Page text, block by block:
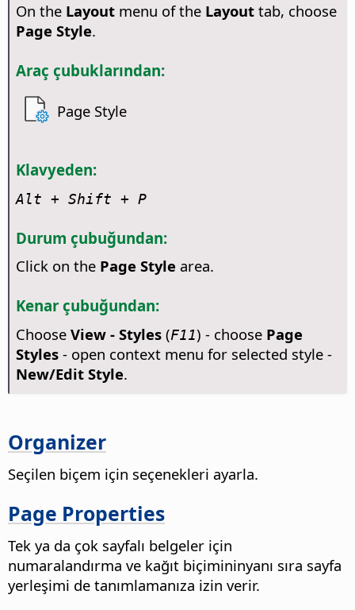
On the Layoutmenu of the Layouttab, choose
Page Style.
Araç çubuklarından:
Page Style
Klavyeden:
Alt + Shift + P
Durum çubuğundan:
Click on the Page Style area.
Kenar çubuğundan:
Choose View - Styles(F11) - choose Page
Styles- open context menu for selected style -
New/Edit Style.
Organizer
Seçilen biçem için seçenekleri ayarla.
Page Properties
Tek ya da çok sayfalı belgeler için
numaralandırma ve kağıt biçimininyanı sıra sayfa
yerleşimi de tanımlamanıza izin verir.